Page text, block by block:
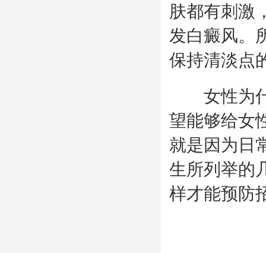
肤都有刺激
发白癜风。
保持清淡点
女性为什
望能够给女
就是因为日
生所列举的
样才能预防